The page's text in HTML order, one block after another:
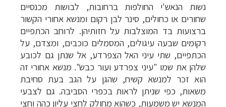
נשות הנאש'י החולפות ברחובות, לבושות מכנסיים
שחורים או כחולים, סינר לבן רקום ומנשא אחורי הקשור
ברצועות בד המוצלבות על חזותיהן. לרוחב הכתפיים
רקומים שבעה עיגולים, המסמלים כוכבים, ומצדם, על
הכתפיים, שתי עיני האל הצפרדע, אל שנתן גם לכובע
שלהן את שמו "עיני צפרדע ועור כבש". מנשא אחורי זה
הוא זכר למנשא קשיח, שהגן על הגב בעת סחיבת
משאות, כפי שניתן לראות בכפרי הסביבה. גם לצבעי
המנשא יש משמעות, כשהוא מחולק לחצי עליון כהה וחצי